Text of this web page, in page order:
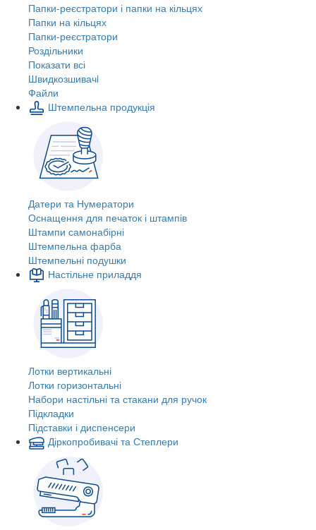
Папки-реєстратори і папки на кільцях
Папки на кільцях
Папки-реєстратори
Роздільники
Показати всі
Швидкозшивачi
Файли
Штемпельна продукція
Датери та Нумератори
Оснащення для печаток і штампів
Штампи самонабірні
Штемпельна фарба
Штемпельні подушки
Настільне приладдя
Лотки вертикальні
Лотки горизонтальні
Набори настільні та стакани для ручок
Підкладки
Підставки і диспенсери
Діркопробивачі та Степлери